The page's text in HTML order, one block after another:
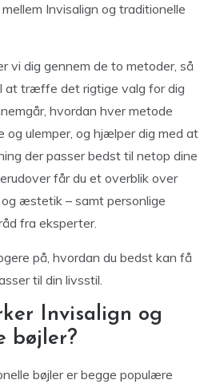
Invisalign og traditionelle
vi dig gennem de to metoder, så
at træffe det rigtige valg for dig
hvordan hver metode
og ulemper, og hjælper dig med at
der passer bedst til netop dine
får du et overblik over
æstetik – samt personlige
fra eksperter.
på, hvordan du bedst kan få
til din livsstil.
Invisalign og
bøjler?
bøjler er begge populære